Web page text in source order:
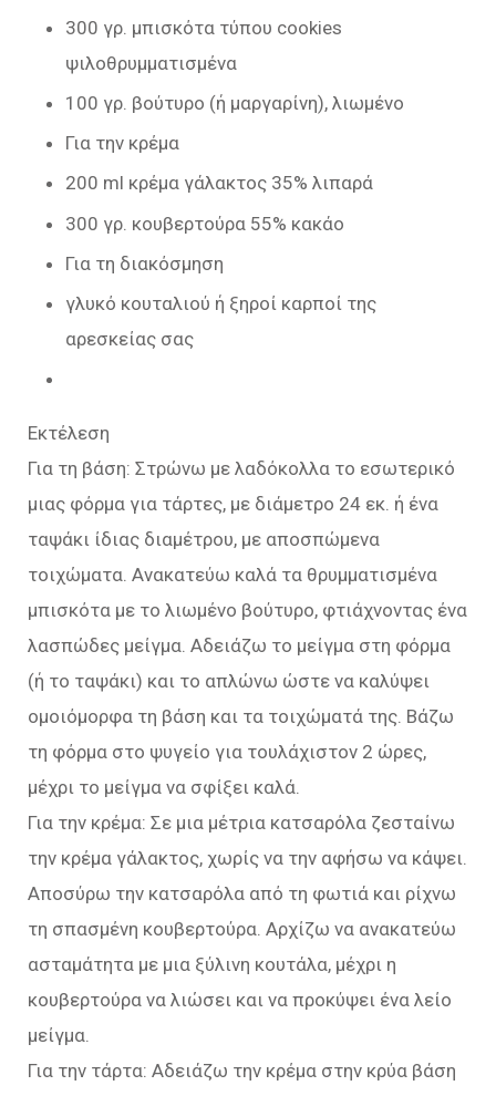
300 γρ. μπισκότα τύπου cookies
ψιλοθρυμματισμένα
100 γρ. βούτυρο (ή μαργαρίνη), λιωμένο
Για την κρέμα
200 ml κρέμα γάλακτος 35% λιπαρά
300 γρ. κουβερτούρα 55% κακάο
Για τη διακόσμηση
γλυκό κουταλιού ή ξηροί καρποί της
αρεσκείας σας
Εκτέλεση
Για τη βάση: Στρώνω με λαδόκολλα το εσωτερικό
μιας φόρμα για τάρτες, με διάμετρο 24 εκ. ή ένα
ταψάκι ίδιας διαμέτρου, με αποσπώμενα
τοιχώματα. Ανακατεύω καλά τα θρυμματισμένα
μπισκότα με το λιωμένο βούτυρο, φτιάχνοντας ένα
λασπώδες μείγμα. Αδειάζω το μείγμα στη φόρμα
(ή το ταψάκι) και το απλώνω ώστε να καλύψει
ομοιόμορφα τη βάση και τα τοιχώματά της. Βάζω
τη φόρμα στο ψυγείο για τουλάχιστον 2 ώρες,
μέχρι το μείγμα να σφίξει καλά.
Για την κρέμα: Σε μια μέτρια κατσαρόλα ζεσταίνω
την κρέμα γάλακτος, χωρίς να την αφήσω να κάψει.
Αποσύρω την κατσαρόλα από τη φωτιά και ρίχνω
τη σπασμένη κουβερτούρα. Αρχίζω να ανακατεύω
ασταμάτητα με μια ξύλινη κουτάλα, μέχρι η
κουβερτούρα να λιώσει και να προκύψει ένα λείο
μείγμα.
Για την τάρτα: Αδειάζω την κρέμα στην κρύα βάση